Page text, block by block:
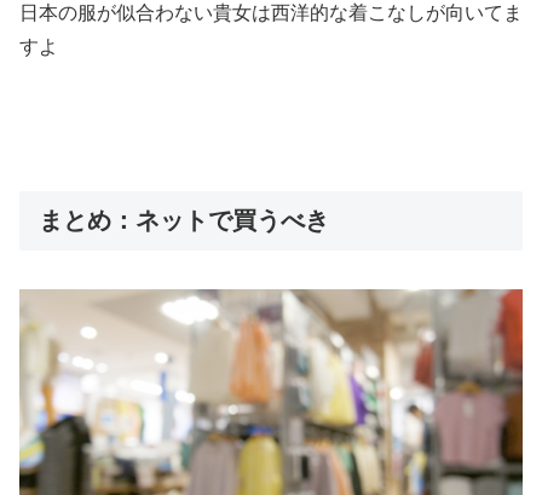
日本の服が似合わない貴女は西洋的な着こなしが向いてま
すよ
まとめ：ネットで買うべき